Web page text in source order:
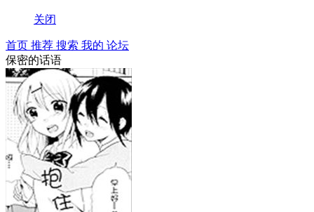
关闭
首页 推荐 搜索 我的 论坛
保密的话语